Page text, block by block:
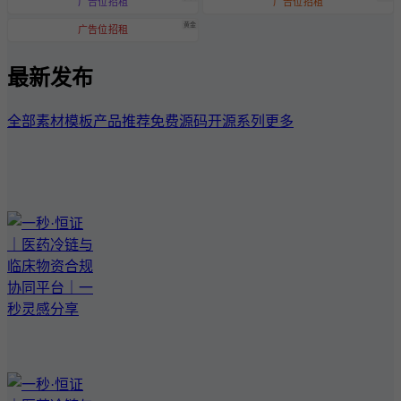
广告位招租 广告位招租
广告位招租 黄金
最新发布
全部素材模板产品推荐免费源码开源系列 更多